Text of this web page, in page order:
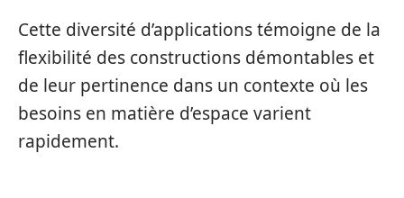
Cette diversité d’applications témoigne de la
flexibilité des constructions démontables et
de leur pertinence dans un contexte où les
besoins en matière d’espace varient
rapidement.